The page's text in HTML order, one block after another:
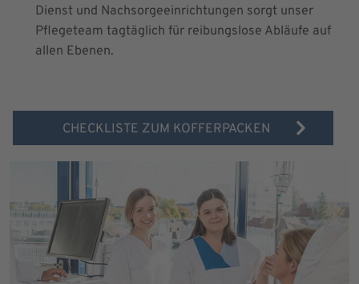
Dienst und Nachsorgeeinrichtungen sorgt unser
Pflegeteam tagtäglich für reibungslose Abläufe auf
allen Ebenen.
CHECKLISTE ZUM KOFFERPACKEN